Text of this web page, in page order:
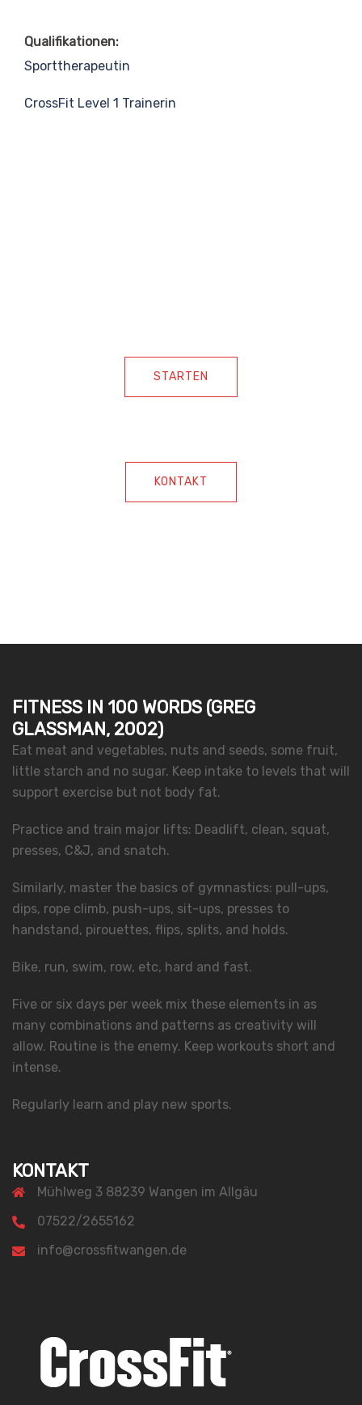
Qualifikationen:
Sporttherapeutin
CrossFit Level 1 Trainerin
STARTEN
KONTAKT
FITNESS IN 100 WORDS (GREG
GLASSMAN, 2002)
Eat meat and vegetables, nuts and seeds, some fruit,
little starch and no sugar. Keep intake to levels that will
support exercise but not body fat.
Practice and train major lifts: Deadlift, clean, squat,
presses, C&J, and snatch.
Similarly, master the basics of gymnastics: pull-ups,
dips, rope climb, push-ups, sit-ups, presses to
handstand, pirouettes, flips, splits, and holds.
Bike, run, swim, row, etc, hard and fast.
Five or six days per week mix these elements in as
many combinations and patterns as creativity will
allow. Routine is the enemy. Keep workouts short and
intense.
Regularly learn and play new sports.
KONTAKT
Mühlweg 3 88239 Wangen im Allgäu
07522/2655162
info@crossfitwangen.de